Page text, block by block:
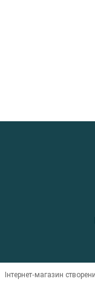
Інтернет-магазин